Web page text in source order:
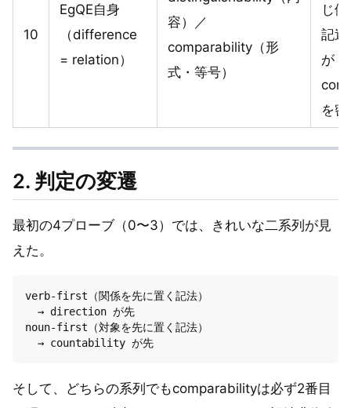
10
EgQE自身
（difference
= relation）
容）／
comparability（形
式・等号）
じ
記述
が
を
2. 判定の変遷
最初の4プローブ（0〜3）では、きれいな二系列が見
えた。
verb-first（関係を先に置く記法）
  → direction が先
noun-first（対象を先に置く記法）
そして、どちらの系列でもcomparabilityは必ず2番目